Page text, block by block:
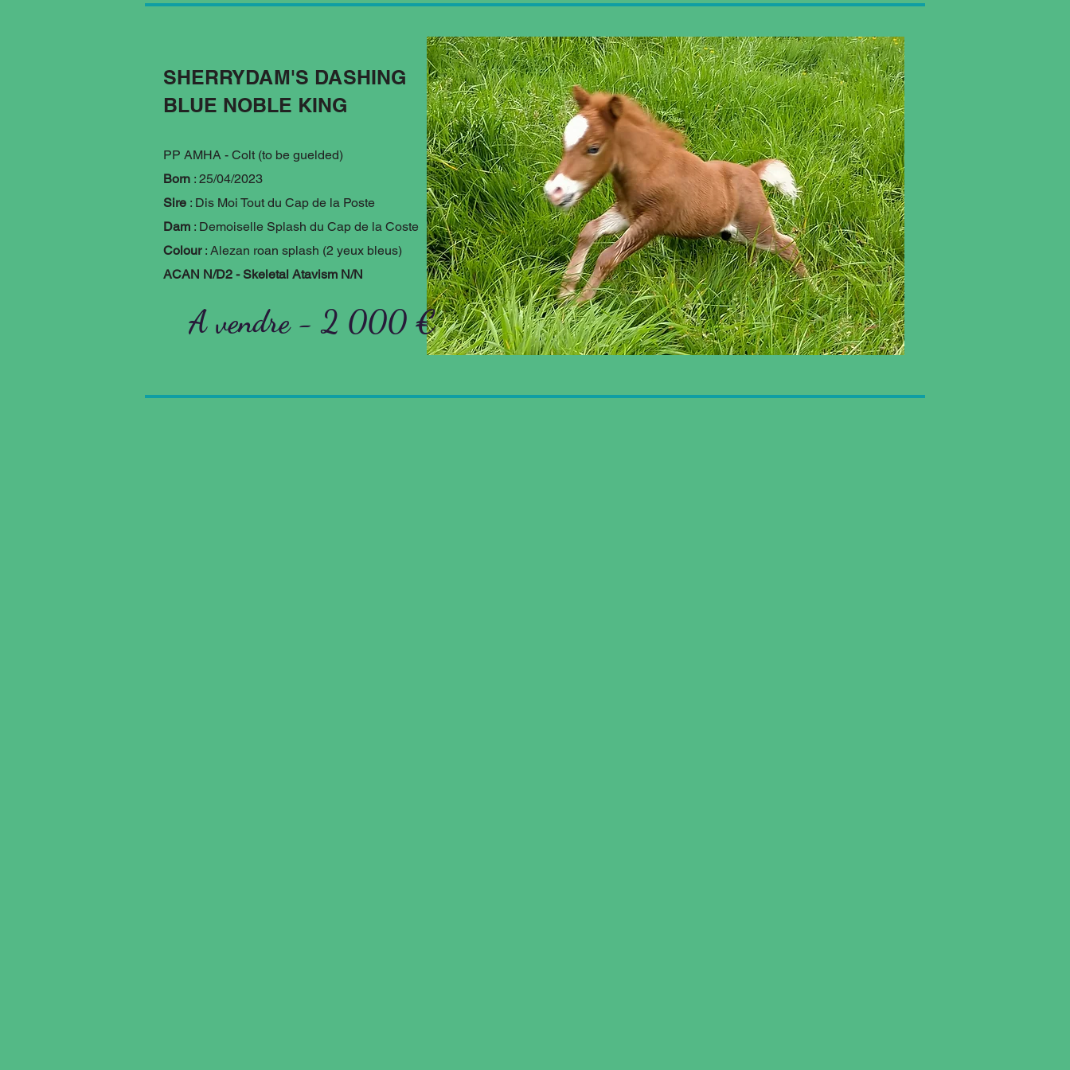
SHERRYDAM'S DASHING
BLUE NOBLE KING
PP AMHA - Colt (to be guelded)
Born : 25/04/2023
Sire : Dis Moi Tout du Cap de la Poste
Dam : Demoiselle Splash du Cap de la Coste
Colour : Alezan roan splash (2 yeux bleus)
ACAN N/D2 - Skeletal Atavism N/N
A vendre - 2 000 €